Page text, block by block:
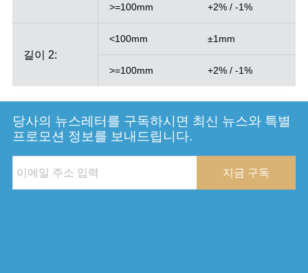
>=100mm +2% / -1%
길이 2:
<100mm ±1mm
>=100mm +2% / -1%
당사의 뉴스레터를 구독하시면 최신 뉴스와 특별
프로모션 정보를 보내드립니다.
지금 구독